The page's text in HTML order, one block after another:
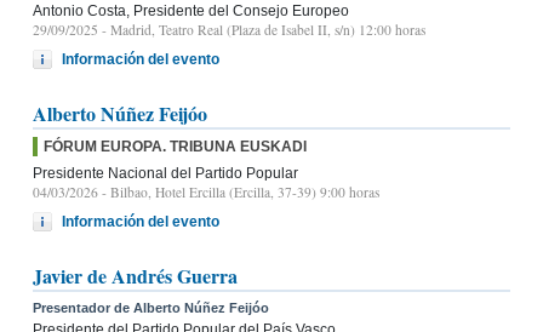
Antonio Costa, Presidente del Consejo Europeo
29/09/2025 - Madrid, Teatro Real (Plaza de Isabel II, s/n) 12:00 horas
Información del evento
Alberto Núñez Feijóo
FÓRUM EUROPA. TRIBUNA EUSKADI
Presidente Nacional del Partido Popular
04/03/2026 - Bilbao, Hotel Ercilla (Ercilla, 37-39) 9:00 horas
Información del evento
Javier de Andrés Guerra
Presentador de Alberto Núñez Feijóo